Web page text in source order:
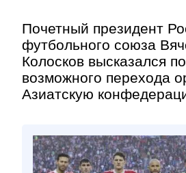
Почетный президент
футбольного союза
Колосков высказался
возможного перехода
Азиатскую